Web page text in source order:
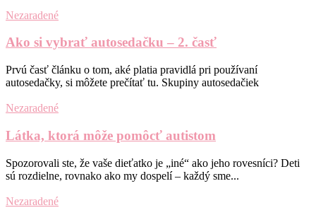
Nezaradené
Ako si vybrať autosedačku – 2. časť
Prvú časť článku o tom, aké platia pravidlá pri používaní
autosedačky, si môžete prečítať tu. Skupiny autosedačiek
Nezaradené
Látka, ktorá môže pomôcť autistom
Spozorovali ste, že vaše dieťatko je „iné“ ako jeho rovesníci? Deti
sú rozdielne, rovnako ako my dospelí – každý sme...
Nezaradené